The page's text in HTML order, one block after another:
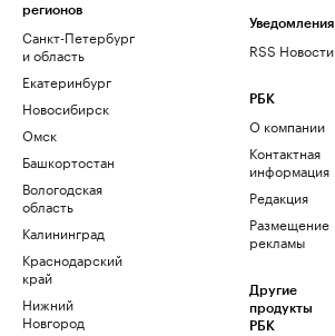
регионов
Санкт-Петербург
и область
Екатеринбург
Новосибирск
Омск
Башкортостан
Вологодская
область
Калининград
Краснодарский
край
Нижний
Новгород
Уведомления
RSS Новости
РБК
О компании
Контактная
информация
Редакция
Размещение
рекламы
Другие
продукты
РБК